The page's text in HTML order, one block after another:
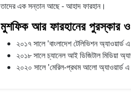
তাদের এক সন্তান আছে - আহাদ ফারহান।
মুশফিক আর ফারহানের পুরস্কার ও
২০১৭ সালে 'বাংলাদেশ টেলিভিশন
২০১৮ সালে চ্যানেল আই ডিজিটাল মিডিয়া
২০২০ সালে 'মেরিল-প্রথম আলো অ্যাওয়ার্ড এ